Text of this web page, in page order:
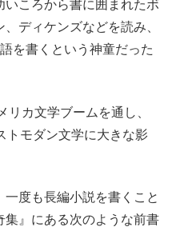
いころから書に囲まれたボ
ディケンズなどを読み、
を書くという神童だった
カ文学ブームを通し、
トモダン文学に大きな影
度も長編小説を書くこと
集』にある次のような前書